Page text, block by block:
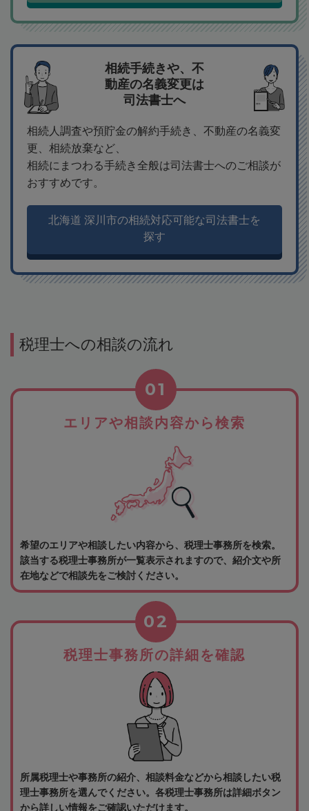
相続手続きや、不
動産の名義変更は
司法書士へ
相続人調査や預貯金の解約手続き、不動産の名義変
更、相続放棄など、
相続にまつわる手続き全般は司法書士へのご相談が
おすすめです。
北海道 深川市の相続対応可能な司法書士を
探す
税理士への相談の流れ
エリアや相談内容から検索
01
希望のエリアや相談したい内容から、税理士事務所を検索。
該当する税理士事務所が一覧表示されますので、紹介文や所
在地などで相談先をご検討ください。
税理士事務所の詳細を確認
02
所属税理士や事務所の紹介、相談料金などから相談したい税
理士事務所を選んでください。各税理士事務所は詳細ボタン
から詳しい情報をご確認いただけます。